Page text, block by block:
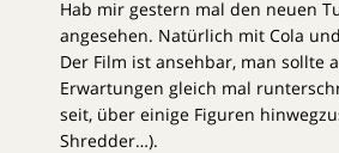
Hab mir gestern mal den neuen
angesehen. Natürlich mit Cola
Der Film ist ansehbar, man sollte
Erwartungen gleich mal
seit, über einige Figuren
Shredder…).